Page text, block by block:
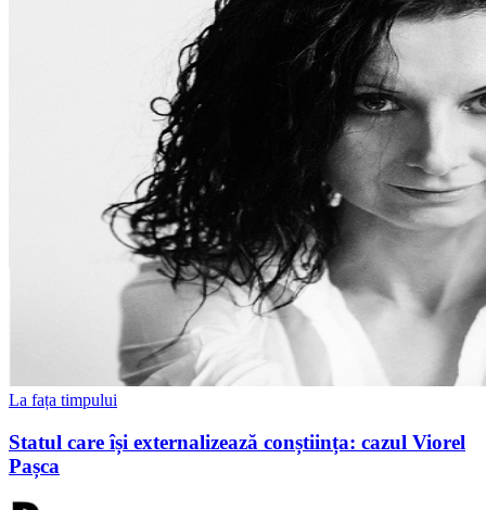
La fața timpului
Statul care își externalizează conștiința: cazul Viorel
Pașca